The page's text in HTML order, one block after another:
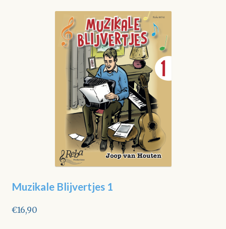
Muzikale Blijvertjes 1
€16,90